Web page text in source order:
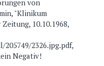
von
"Klinikum
10.10.1968,
2326.jpg.pdf,
Negativ!